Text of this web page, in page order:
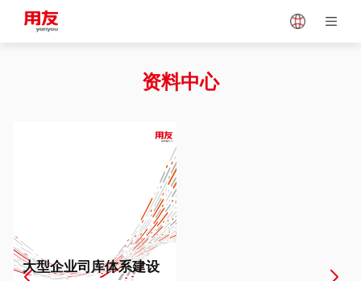
Vietnam
Europe
资料中心
大型企业司库体系建设